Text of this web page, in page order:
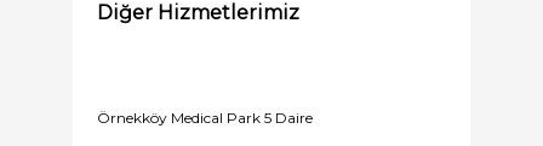
Diğer Hizmetlerimiz
Örnekköy Medical Park 5 Daire